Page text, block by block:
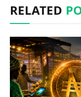
RELATED